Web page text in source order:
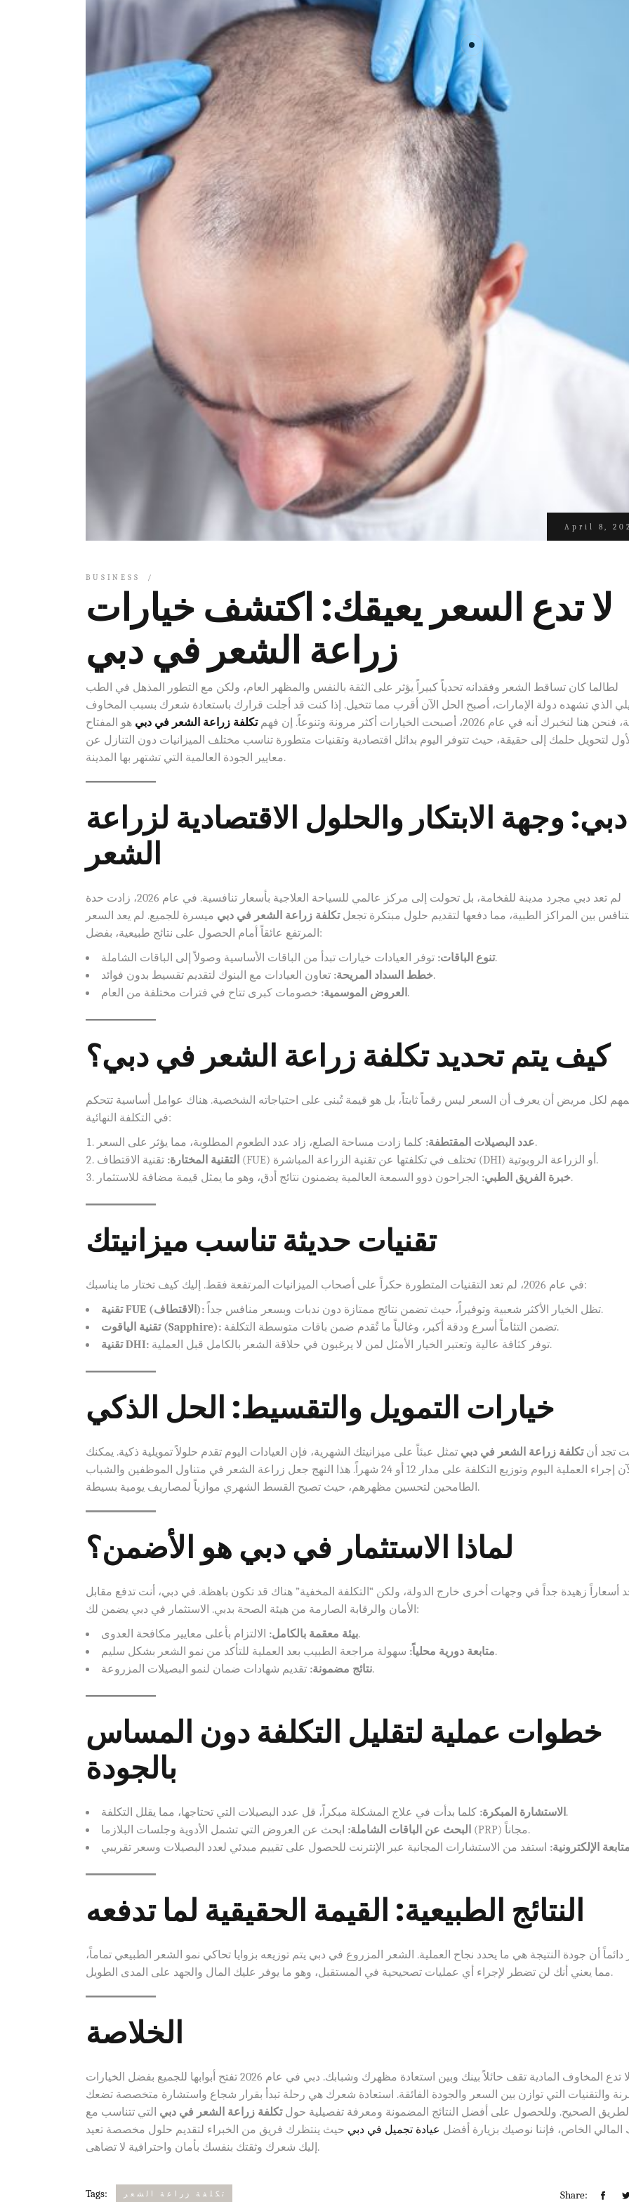
April 8,
BUSINESS
لا تدع السعر يعيقك: اكتشف خيارات
زراعة الشعر في دبي
لطالما كان تساقط الشعر وفقدانه تحدياً كبيراً يؤثر على الثقة بالنفس والمظهر العام، ولكن مع التطور المذهل في الطب
الذي تشهده دولة الإمارات، أصبح الحل الآن أقرب مما تتخيل. إذا كنت قد أجلت قرارك باستعادة شعرك بسبب المخاوف
هنا لنخبرك أنه في عام 2026، أصبحت الخيارات أكثر مرونة وتنوعاً. إن فهم
تكلفة زراعة الشعر في دبي هو المفتاح
لتحويل حلمك إلى حقيقة، حيث تتوفر اليوم بدائل اقتصادية وتقنيات متطورة تناسب مختلف الميزانيات دون التنازل عن
معايير الجودة العالمية التي تشتهر بها المدينة.
دبي: وجهة الابتكار والحلول الاقتصادية لزراعة
الشعر
لم تعد دبي مجرد مدينة للفخامة، بل تحولت إلى مركز عالمي للسياحة العلاجية بأسعار تنافسية. في عام 2026، زادت حدة
بين المراكز الطبية، مما دفعها لتقديم حلول مبتكرة تجعلتكلفة زراعة الشعر في دبي ميسرة للجميع. لم يعد السعر
المرتفع عائقاً أمام الحصول على نتائج طبيعية، بفضل:
تنوع الباقات:توفر العيادات خيارات تبدأ من الباقات الأساسية وصولاً إلى الباقات الشاملة.
خطط السداد المريحة:تعاون العيادات مع البنوك لتقديم تقسيط بدون فوائد.
العروض الموسمية: خصومات كبرى تتاح في فترات مختلفة من العام.
كيف يتم تحديد تكلفة زراعة الشعر في دبي؟
لكل مريض أن يعرف أن السعر ليس رقماً ثابتاً، بل هو قيمة تُبنى على احتياجاته الشخصية. هناك عوامل أساسية تتحكم
في التكلفة النهائية:
عدد البصيلات المقتطفة:كلما زادت مساحة الصلع، زاد عدد الطعوم المطلوبة، مما يؤثر على السعر.
التقنية المختارة:
تقنية الاقتطاف (FUE) تختلف في تكلفتها عن تقنية الزراعة المباشرة (DHI) أو الزراعة الروبوتية.
خبرة الفريق الطبي:الجراحون ذوو السمعة العالمية يضمنون نتائج أدق، وهو ما يمثل قيمة مضافة للاستثمار.
تقنيات حديثة تناسب ميزانيتك
في عام 2026، لم تعد التقنيات المتطورة حكراً على أصحاب الميزانيات المرتفعة فقط. إليك كيف تختار ما يناسبك:
تقنية FUE (الاقتطاف):
تظل الخيار الأكثر شعبية وتوفيراً، حيث تضمن نتائج ممتازة دون ندبات وبسعر منافس جداً.
تقنية الياقوت (Sapphire):
تضمن التئاماً أسرع ودقة أكبر، وغالباً ما تُقدم ضمن باقات متوسطة التكلفة.
تقنية DHI:
توفر كثافة عالية وتعتبر الخيار الأمثل لمن لا يرغبون في حلاقة الشعر بالكامل قبل العملية.
خيارات التمويل والتقسيط: الحل الذكي
تجد أنتكلفة زراعة الشعر في دبي تمثل عبئاً على ميزانيتك الشهرية، فإن العيادات اليوم تقدم حلولاً تمويلية ذكية. يمكنك
الآن إجراء العملية اليوم وتوزيع التكلفة على مدار 12 أو 24 شهراً. هذا النهج جعل زراعة الشعر في متناول الموظفين والشباب
الطامحين لتحسين مظهرهم، حيث تصبح القسط الشهري موازياً لمصاريف يومية بسيطة.
لماذا الاستثمار في دبي هو الأضمن؟
أسعاراً زهيدة جداً في وجهات أخرى خارج الدولة، ولكن “التكلفة المخفية” هناك قد تكون باهظة. في دبي، أنت تدفع مقابل
الأمان والرقابة الصارمة من هيئة الصحة بدبي. الاستثمار في دبي يضمن لك:
بيئة معقمة بالكامل:الالتزام بأعلى معايير مكافحة العدوى.
متابعة دورية محلياً:سهولة مراجعة الطبيب بعد العملية للتأكد من نمو الشعر بشكل سليم.
نتائج مضمونة:تقديم شهادات ضمان لنمو البصيلات المزروعة.
خطوات عملية لتقليل التكلفة دون المساس
بالجودة
الاستشارة المبكرة: كلما بدأت في علاج المشكلة مبكراً، قل عدد البصيلات التي تحتاجها، مما يقلل التكلفة.
البحث عن الباقات الشاملة:
ابحث عن العروض التي تشمل الأدوية وجلسات البلازما (PRP) مجاناً.
الإلكترونية:
النتائج الطبيعية: القيمة الحقيقية لما تدفعه
دائماً أن جودة النتيجة هي ما يحدد نجاح العملية. الشعر المزروع في دبي يتم توزيعه بزوايا تحاكي نمو الشعر الطبيعي تماماً،
مما يعني أنك لن تضطر لإجراء أي عمليات تصحيحية في المستقبل، وهو ما يوفر عليك المال والجهد على المدى الطويل.
الخلاصة
لا تدع المخاوف المادية تقف حائلاً بينك وبين استعادة مظهرك وشبابك. دبي في عام 2026 تفتح أبوابها للجميع بفضل الخيارات
والتقنيات التي توازن بين السعر والجودة الفائقة. استعادة شعرك هي رحلة تبدأ بقرار شجاع واستشارة متخصصة تضعك
الصحيح. وللحصول على أفضل النتائج المضمونة ومعرفة تفصيلية حولتكلفة زراعة الشعر في دبي التي تتناسب مع
الخاص، فإننا نوصيك بزيارة أفضل عيادة تجميل في دبي حيث ينتظرك فريق من الخبراء لتقديم حلول مخصصة تعيد
إليك شعرك وثقتك بنفسك بأمان واحترافية لا تضاهى.
Tags: تكلفة زراعة الشعر Share: